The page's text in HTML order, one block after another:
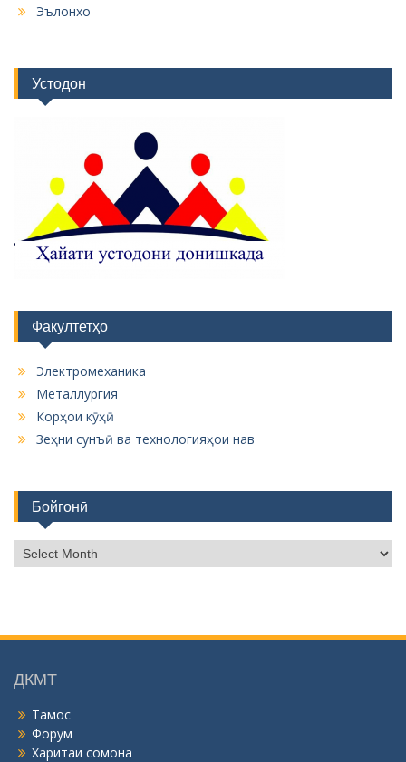
Эълонхо
Устодон
Факултетҳо
Электромеханика
Металлургия
Корҳои кӯҳӣ
Зеҳни сунъӣ ва технологияҳои нав
Бойгонӣ
о
н
ДКМТ
Тамос
Форум
Харитаи сомона